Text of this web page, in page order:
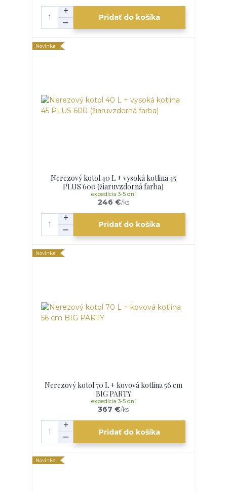
Pridať do košíka
Novinka
Nerezový kotol 40 L + vysoká kotlina 45
PLUS 600 (žiaruvzdorná farba)
246 €/ks
expedícia 3-5 dní
Pridať do košíka
Novinka
Nerezový kotol 70 L + kovová kotlina 56 cm
BIG PARTY
367 €/ks
expedícia 3-5 dní
Pridať do košíka
Novinka